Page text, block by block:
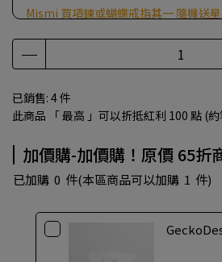
Mismi 買項鍊或蝴蝶戒指其一 隨機送
訂單滿500元，加贈好禮(贈品隨機出
已銷售: 4 件
此商品 「 最高 」可以折抵紅利 100 點 (
加價購-加價購！原價 65折
已加購 0 件(本區商品可以加購 1 件)